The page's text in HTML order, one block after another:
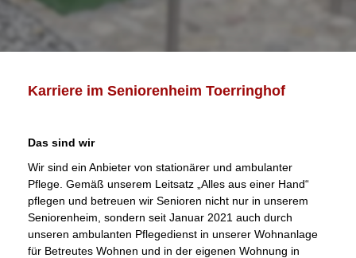
Karriere im Seniorenheim Toerringhof
Das sind wir
Wir sind ein Anbieter von stationärer und ambulanter
Pflege. Gemäß unserem Leitsatz „Alles aus einer Hand“
pflegen und betreuen wir Senioren nicht nur in unserem
Seniorenheim, sondern seit Januar 2021 auch durch
unseren ambulanten Pflegedienst in unserer Wohnanlage
für Betreutes Wohnen und in der eigenen Wohnung in